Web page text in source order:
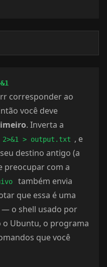
corresponder ao
você deve
. Inverta a
2>&1 > output.txt , e
destino antigo (a
preocupar com a
também envia
que essa é uma
— o shell usado por
o Ubuntu, o programa
que você